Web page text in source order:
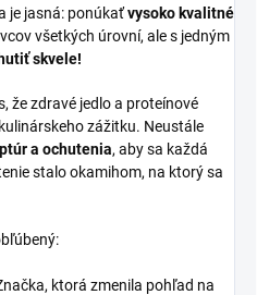
je jasná: ponúkaťvysoko kvalitné
všetkých úrovní, ale s jedným
skvele!
že zdravé jedlo a proteínové
zážitku. Neustále
a ochutenia, aby sa každá
stalo okamihom, na ktorý sa
ktorá zmenila pohľad na